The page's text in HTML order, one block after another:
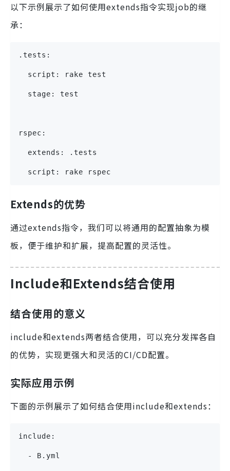
以下示例展示了如何使用extends指令实现job的继
承：
.tests:
  script: rake test
  stage: test
rspec:
  extends: .tests
  script: rake rspec
Extends的优势
通过extends指令，我们可以将通用的配置抽象为模
板，便于维护和扩展，提高配置的灵活性。
Include和Extends结合使用
结合使用的意义
include和extends两者结合使用，可以充分发挥各自
的优势，实现更强大和灵活的CI/CD配置。
实际应用示例
下面的示例展示了如何结合使用include和extends：
include:
  - B.yml